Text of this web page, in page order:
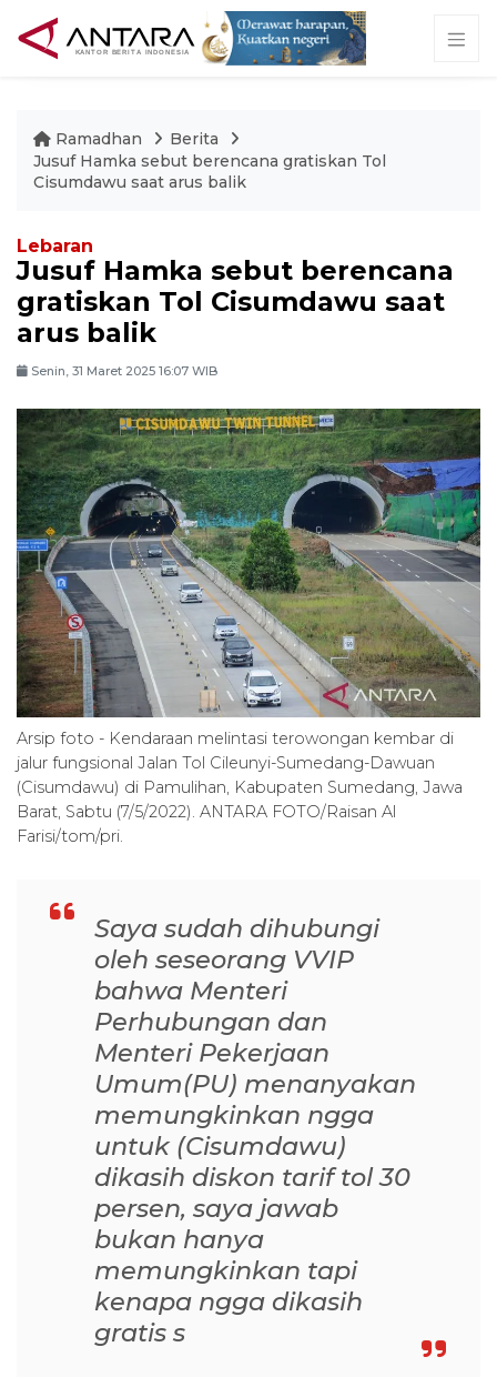
Ramadhan
Berita
Jusuf Hamka sebut berencana gratiskan Tol
Cisumdawu saat arus balik
Lebaran
Jusuf Hamka sebut berencana
gratiskan Tol Cisumdawu saat
arus balik
Senin, 31 Maret 2025 16:07 WIB
Arsip foto - Kendaraan melintasi terowongan kembar di
jalur fungsional Jalan Tol Cileunyi-Sumedang-Dawuan
(Cisumdawu) di Pamulihan, Kabupaten Sumedang, Jawa
Barat, Sabtu (7/5/2022). ANTARA FOTO/Raisan Al
Farisi/tom/pri.
Saya sudah dihubungi
oleh seseorang VVIP
bahwa Menteri
Perhubungan dan
Menteri Pekerjaan
Umum(PU) menanyakan
memungkinkan ngga
untuk (Cisumdawu)
dikasih diskon tarif tol 30
persen, saya jawab
bukan hanya
memungkinkan tapi
kenapa ngga dikasih
gratis s